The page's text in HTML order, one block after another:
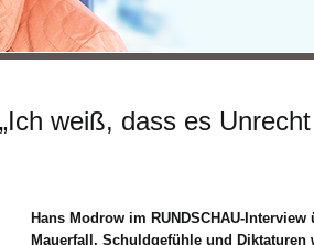
weiß, dass es Unrecht
Hans Modrow im RUNDSCHAU-Interview
Mauerfall, Schuldgefühle und Diktaturen